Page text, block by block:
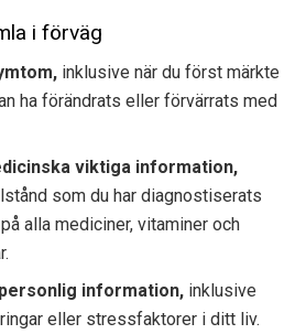
i förväg
inklusive när du först märkte
ha förändrats eller förvärrats med
viktiga information,
som du har diagnostiserats
alla mediciner, vitaminer och
information, inklusive
eller stressfaktorer i ditt liv.